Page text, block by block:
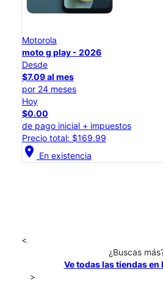
Motorola
moto g play - 2026
Desde
$7.09 al mes
por 24 meses
Hoy
$0.00
de pago inicial + impuestos
Precio total: $169.99
location_on En existencia
<
¿Buscas
Ve todas las tiendas en
>